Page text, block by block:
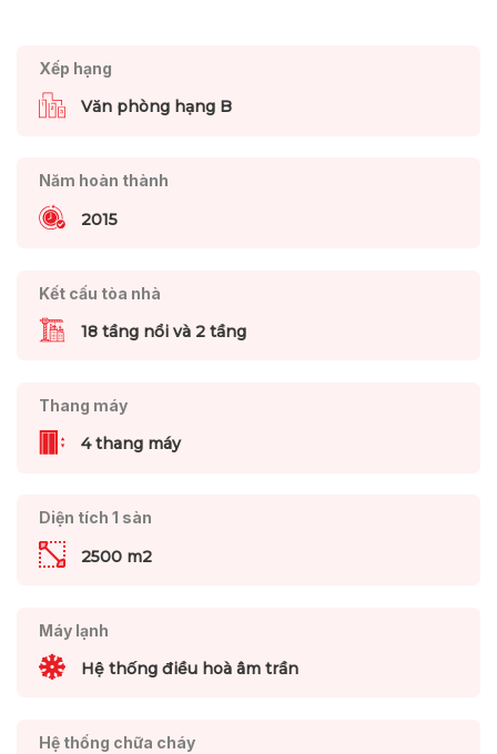
Xếp hạng
Văn phòng hạng B
Năm hoàn thành
2015
Kết cấu tòa nhà
18 tầng nổi và 2 tầng
Thang máy
4 thang máy
Diện tích 1 sàn
2500 m2
Máy lạnh
Hệ thống điều hoà âm trần
Hệ thống chữa cháy